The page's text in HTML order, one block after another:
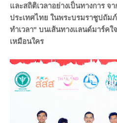
และสถิติเวลาอย่างเป็นทางการ
ประเทศไทย ในพระบรมราชูปถัม
ทำเวลา" บนเส้นทางแลนด์มาร์คใ
เหมือนใคร